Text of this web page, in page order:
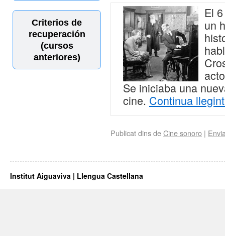
Criterios de
recuperación
(cursos
anteriores)
El
un
Se iniciaba una
cine. Continua
Publicat dins deCine sonoro |
Institut Aiguaviva | Llengua Castellana